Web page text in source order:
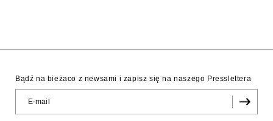
Bądź na bieżaco z newsami i zapisz się na naszego Presslettera